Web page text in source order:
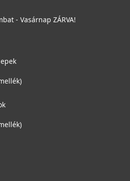
Plus - matt fekete
990 Ft
RészletekHPL - Fekete
31 990 Ft
Részletek
- Vasárnap ZÁRVA!